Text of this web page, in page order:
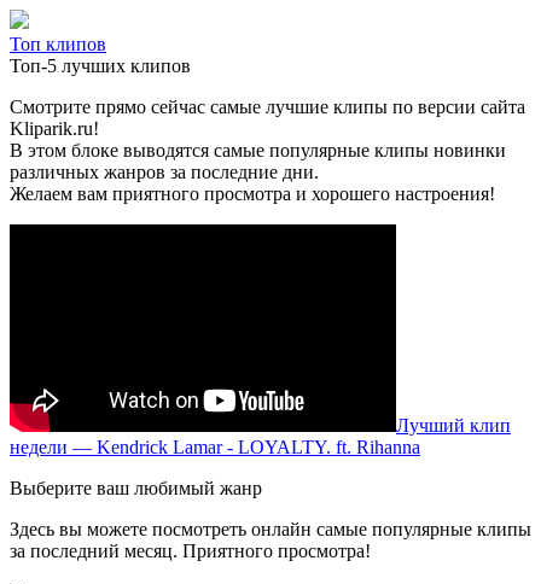
Топ клипов
Топ-5 лучших клипов
Смотрите прямо сейчас самые лучшие клипы по версии сайта
Kliparik.ru!
В этом блоке выводятся самые популярные клипы новинки
различных жанров за последние дни.
Желаем вам приятного просмотра и хорошего настроения!
Лучший клип
недели — Kendrick Lamar - LOYALTY. ft. Rihanna
Выберите ваш любимый жанр
Здесь вы можете посмотреть онлайн самые популярные клипы
за последний месяц. Приятного просмотра!